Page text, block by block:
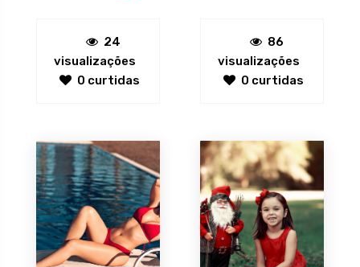
24
visualizações
0 curtidas
86
visualizações
0 curtidas